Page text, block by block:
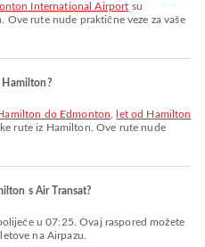
International Airport su
rute nude praktične veze za vaše
Hamilton?
do Edmonton
let od Hamilton
rute iz Hamilton. Ove rute nude
s Air Transat?
na Airpazu.